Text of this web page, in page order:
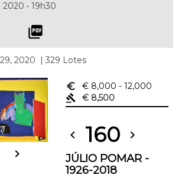
• 19h30
picture_as_pdf
2020 | 329 Lotes
chevron_right
euro_symbol € 8,000 - 12,000
gavel
€ 8,500
chevron_left 160 chevron_right
JÚLIO POMAR -
1926-2018